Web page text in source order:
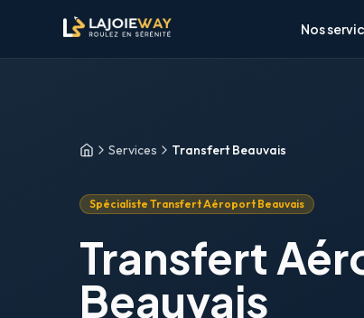
Nos
AccueilServices Transfert Beauvais
Spécialiste Transfert Aéroport Beauvais
Transfert
Beauvais